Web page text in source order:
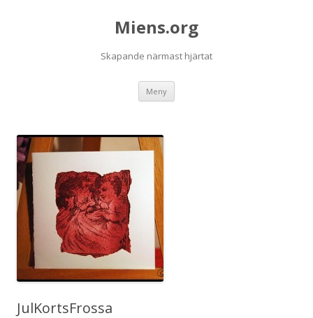
Miens.org
Skapande närmast hjärtat
Meny
JulKortsFrossa